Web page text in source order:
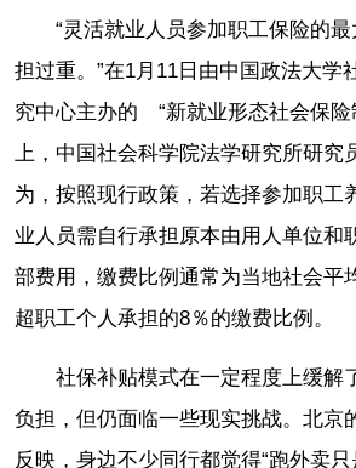
“灵活就业人员参加职工保险的
担过重。”在1月11日由中国政法大学
究中心主办的 “新就业形态社会保险
上，中国社会科学院法学研究所研究
为，按照现行政策，若选择参加职工
业人员需自行承担原本由用人单位和
部费用，缴费比例通常为当地社会平
超职工个人承担的8％的缴费比例。
社保补贴模式在一定程度上缓解
负担，但仍面临一些现实挑战。北京
反映，身边不少同行都觉得“跑外卖